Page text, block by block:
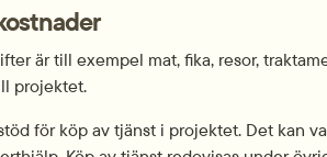
är till exempel mat, fika, resor,
projektet.
för köp av tjänst i projektet. Det kan